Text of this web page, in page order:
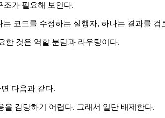
조가 필요해 보인다.
코드를 수정하는 실행자, 하나는 결과를
한 것은 역할 분담과 라우팅이다.
다음과 같다.
을 감당하기 어렵다. 그래서 일단 배제한다.